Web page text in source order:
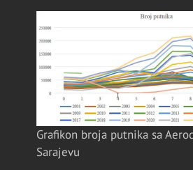
Grafikon broja putnika sa
Sarajevu